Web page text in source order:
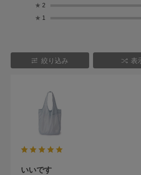
★ 2
★ 1
絞り込み 表
いいです